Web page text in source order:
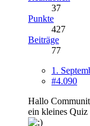
37
Punkte
427
Beiträge
77
1.
#4.090
Hallo
ein kleines Quiz